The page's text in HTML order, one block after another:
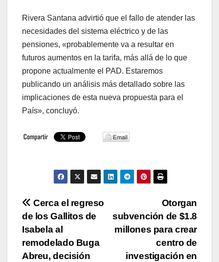
Rivera Santana advirtió que el fallo de atender las
necesidades del sistema eléctrico y de las
pensiones, «probablemente va a resultar en
futuros aumentos en la tarifa, más allá de lo que
propone actualmente el PAD. Estaremos
publicando un análisis más detallado sobre las
implicaciones de esta nueva propuesta para el
País», concluyó.
Navegación
de
entradas
Otorgan
subvención de $1.8
millones para crear
centro de
investigación en
Cerca el regreso
de los Gallitos de
Isabela al
remodelado Buga
Abreu, decisión